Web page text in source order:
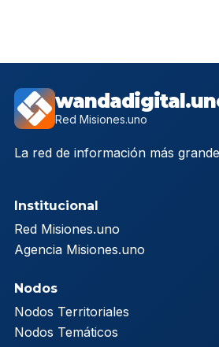
Red Misiones.uno
La red de información más
Institucional
Red Misiones.uno
Agencia Misiones.uno
Nodos
Nodos Territoriales
Nodos Temáticos